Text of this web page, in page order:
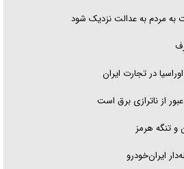
به مردم به عدالت نزدیک شود
در تجارت ایران
از ناترازی برق است
و تنگه هرمز
ایران‌خودرو